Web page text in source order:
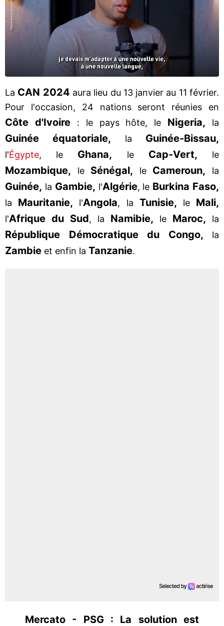
La CAN 2024 aura lieu du 13 janvier au 11 février.
Pour l'occasion, 24 nations seront réunies en
Côte d'Ivoire: le pays hôte, le Nigeria, la
Guinée équatoriale, la Guinée-Bissau,
l'Égypte, le Ghana, le Cap-Vert, le
Mozambique, le Sénégal, le Cameroun, la
Guinée, la Gambie, l'Algérie, le Burkina Faso,
la Mauritanie, l'Angola, la Tunisie, le Mali,
l'Afrique du Sud, la Namibie, le Maroc, la
République Démocratique du Congo, la
Zambie et enfin la Tanzanie.
Mercato - PSG : La solution est